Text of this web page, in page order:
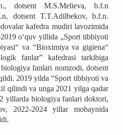
dotsent M.S.Melieva, b.f.n
dotsent T.T.Adilbekov, b.f.n.
kafedra mudiri lavozimida
o‘quv yillida „Sport tibbiyoti
va “Bioximiya va gigiena“
fanlar” kafedrasi tarkibiga
fanlari nomzodi, dotsent
2019 yilda “Sport tibbiyoti va
qilindi va unga 2021 yilga qadar
yillarda biologiya fanlari doktori,
2022-2024 yillar mobaynida